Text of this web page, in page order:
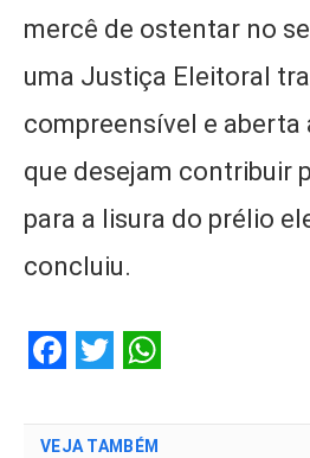
mercê de ostentar no
uma Justiça Eleitoral
compreensível e aberta
que desejam contribuir
para a lisura do prélio
concluiu.
VEJA TAMBÉM